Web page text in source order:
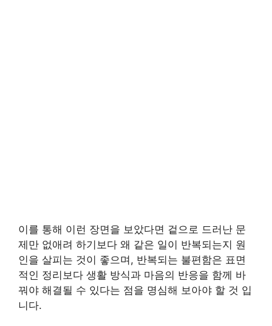
이를 통해 이런 장면을 보았다면 겉으로 드러난 문
제만 없애려 하기보다 왜 같은 일이 반복되는지 원
인을 살피는 것이 좋으며, 반복되는 불편함은 표면
적인 정리보다 생활 방식과 마음의 반응을 함께 바
꿔야 해결될 수 있다는 점을 명심해 보아야 할 것 입
니다.